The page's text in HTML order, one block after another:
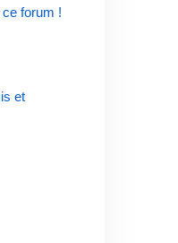
ce forum !
et